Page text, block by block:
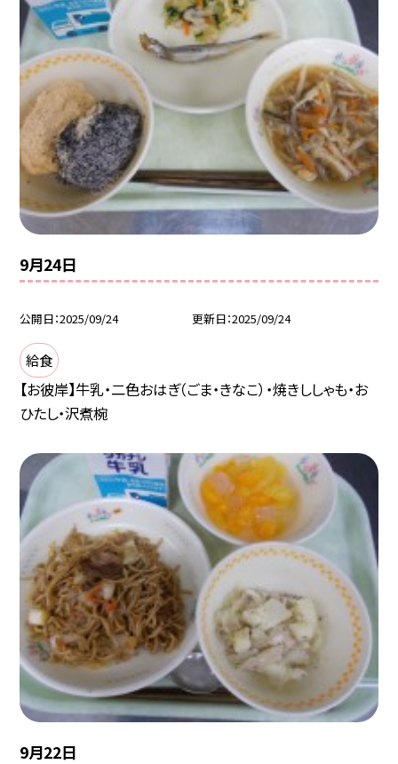
9月24日
公開日 2025/09/24 更新日 2025/09/24
給食
【お彼岸】牛乳・二色おはぎ（ごま・きなこ）・焼きししゃも・お
ひたし・沢煮椀
9月22日